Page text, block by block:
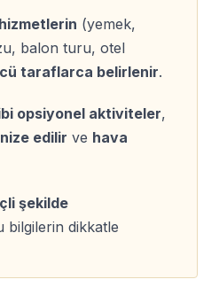
ve 1 akşam yemeği
giriş ücretleri
girişi
koşullarına göre
(yemek,
balon turu, otel
taraflarca belirlenir.
opsiyonel aktiviteler,
edilir ve hava
şekilde
bilgilerin dikkatle